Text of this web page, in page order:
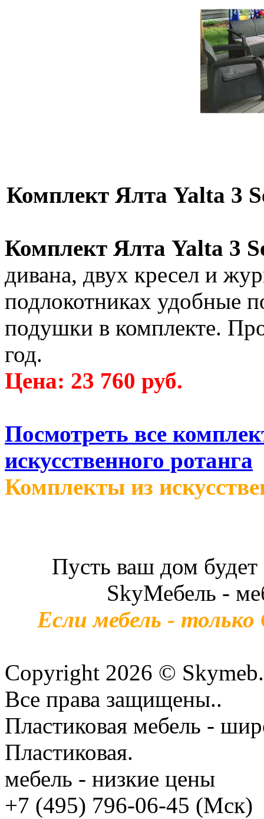
Комплект Ялта Yalta 3
Комплект Ялта Yalta 3
дивана, двух кресел и
подлокотниках удобные
подушки в комплекте.
год.
Цена: 23 760 руб.
Посмотреть все
искусственного ротанга
Комплекты из
Пусть ваш дом
SkyМебель -
Если мебель -
Copyright 2026 ©
Все права защищены..
Пластиковая мебель -
Пластиковая.
мебель - низкие цены
+7 (495) 796-06-45 (Мск)